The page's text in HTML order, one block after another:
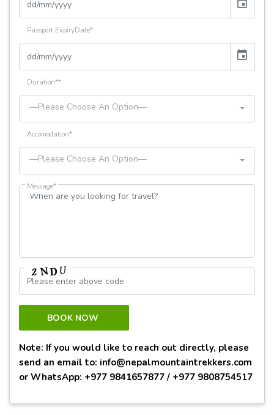
event
Passport ExpiryDate*
event
Duration**
—Please Choose An Option—
Accomodation*
—Please Choose An Option—
Message*
BOOK NOW
Note: If you would like to reach out directly, please
send an email to: info@nepalmountaintrekkers.com
or WhatsApp: +977 9841657877 / +977 9808754517